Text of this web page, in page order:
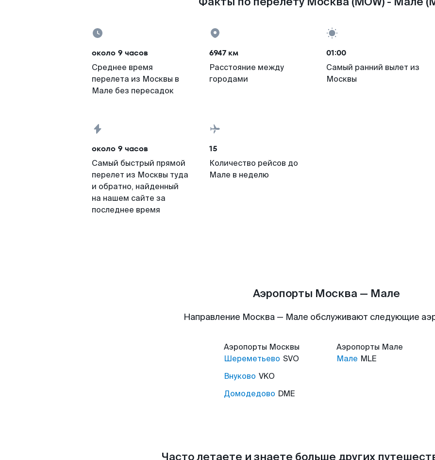
около 9 часов
Среднее время
перелета из Москвы в
Мале без пересадок
6947 км
Расстояние между
городами
01:00
Самый ранний вылет из
Москвы
около 9 часов
Самый быстрый прямой
перелет из Москвы туда
и обратно, найденный
на нашем сайте за
последнее время
15
Количество рейсов до
Мале в неделю
Аэропорты Москва — Мале
Направление Москва — Мале обслуживают следующие
Аэропорты Москвы
Шереметьево SVO
Внуково VKO
Домодедово DME
Аэропорты Мале
Мале MLE
Часто летаете и знаете больше других